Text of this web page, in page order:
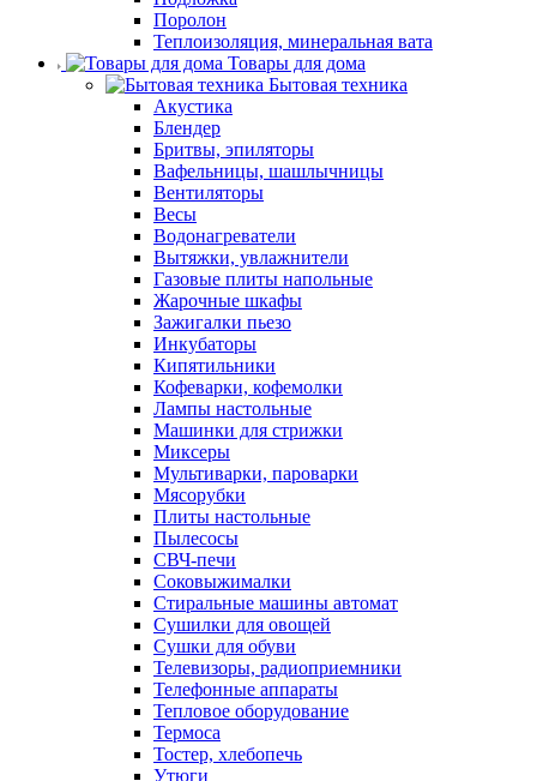
Поролон
Теплоизоляция, минеральная вата
Товары для дома
Бытовая техника
Акустика
Блендер
Бритвы, эпиляторы
Вафельницы, шашлычницы
Вентиляторы
Весы
Водонагреватели
Вытяжки, увлажнители
Газовые плиты напольные
Жарочные шкафы
Зажигалки пьезо
Инкубаторы
Кипятильники
Кофеварки, кофемолки
Лампы настольные
Машинки для стрижки
Миксеры
Мультиварки, пароварки
Мясорубки
Плиты настольные
Пылесосы
СВЧ-печи
Соковыжималки
Стиральные машины автомат
Сушилки для овощей
Сушки для обуви
Телевизоры, радиоприемники
Телефонные аппараты
Тепловое оборудование
Термоса
Тостер, хлебопечь
Утюги